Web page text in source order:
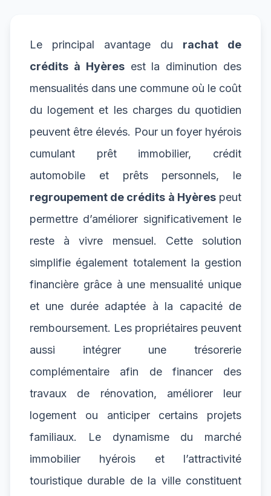
Le principal avantage du rachat de
crédits à Hyèresest la diminution des
mensualités dans une commune où le coût
du logement et les charges du quotidien
peuvent être élevés. Pour un foyer hyérois
cumulant prêt immobilier, crédit
automobile et prêts personnels, le
regroupement de crédits à Hyèrespeut
permettre d’améliorer significativement le
reste à vivre mensuel. Cette solution
simplifie également totalement la gestion
financière grâce à une mensualité unique
et une durée adaptée à la capacité de
remboursement. Les propriétaires peuvent
aussi intégrer une trésorerie
complémentaire afin de financer des
travaux de rénovation, améliorer leur
logement ou anticiper certains projets
familiaux. Le dynamisme du marché
immobilier hyérois et l’attractivité
touristique durable de la ville constituent